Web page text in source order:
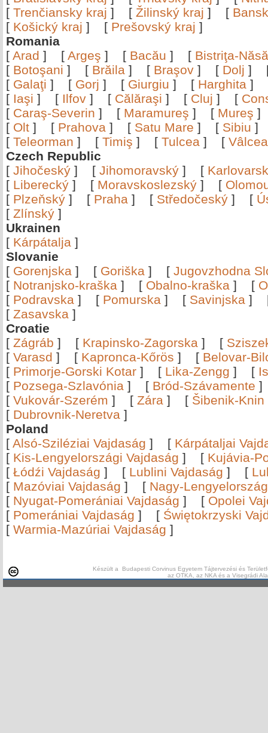
[ Trenčiansky kraj ] [ Žilinský kraj ] [
[ Košický kraj ] [ Prešovský kraj ]
Romania
[ Arad ] [ Argeş ] [ Bacău ] [ Bistriţa-
[ Botoşani ] [ Brăila ] [ Braşov ] [ Dolj ]
[ Galaţi ] [ Gorj ] [ Giurgiu ] [ Harghita ]
[ Iaşi ] [ Ilfov ] [ Călăraşi ] [ Cluj ] [
[ Caraş-Severin ] [ Maramureş ] [ Mureş
[ Olt ] [ Prahova ] [ Satu Mare ] [ Sibiu
[ Teleorman ] [ Timiş ] [ Tulcea ] [
Czech Republic
[ Jihočeský ] [ Jihomoravský ] [
[ Liberecký ] [ Moravskoslezský ] [
[ Plzeňský ] [ Praha ] [ Středočeský ] [
[ Zlínský ]
Ukrainen
[ Kárpátalja ]
Slovanie
[ Gorenjska ] [ Goriška ] [ Jugovzhodna
[ Notranjsko-kraška ] [ Obalno-kraška ] [
[ Podravska ] [ Pomurska ] [ Savinjska ]
[ Zasavska ]
Croatie
[ Zágráb ] [ Krapinsko-Zagorska ] [
[ Varasd ] [ Kapronca-Kőrös ] [ Belovar-
[ Primorje-Gorski Kotar ] [ Lika-Zengg ] [
[ Pozsega-Szlavónia ] [ Bród-Szávamente
[ Vukovár-Szerém ] [ Zára ] [ Šibenik-Knin
[ Dubrovnik-Neretva ]
Poland
[ Alsó-Sziléziai Vajdaság ] [ Kárpátaljai
[ Kis-Lengyelországi Vajdaság ] [ Kujávia-
[ Łódźi Vajdaság ] [ Lublini Vajdaság ] [
[ Mazóviai Vajdaság ] [ Nagy-
[ Nyugat-Pomerániai Vajdaság ] [ Opolei
[ Pomerániai Vajdaság ] [ Świętokrzyski
[ Warmia-Mazúriai Vajdaság ]
Készült a Budapesti Corvinus Egyetem Tájtervezési és
az OTKA, az NKA és a Visegrádi